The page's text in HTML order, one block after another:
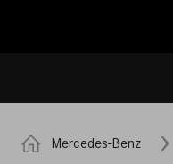
Mercedes-Benz